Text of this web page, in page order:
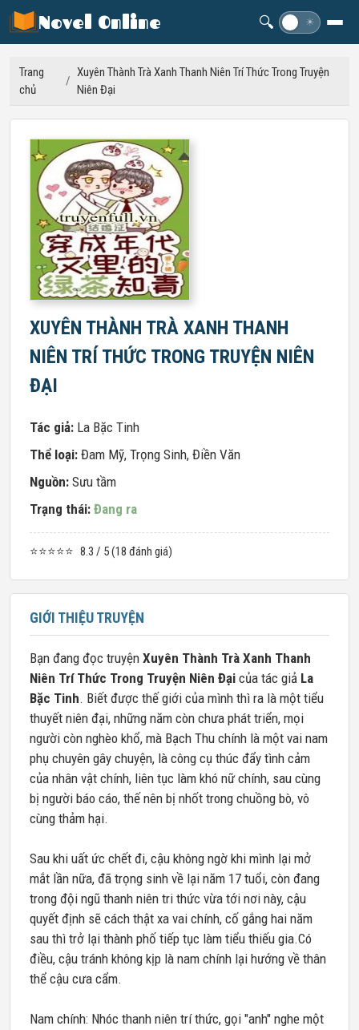
Novel Online 🔍 ☀
Trang
chủ
/
Xuyên Thành Trà Xanh Thanh Niên Trí Thức Trong Truyện
Niên Đại
XUYÊN THÀNH TRÀ XANH THANH
NIÊN TRÍ THỨC TRONG TRUYỆN NIÊN
ĐẠI
Tác giả: La Bặc Tinh
Thể loại: Đam Mỹ, Trọng Sinh, Điền Văn
Nguồn: Sưu tầm
Trạng thái: Đang ra
⭐⭐⭐⭐⭐ 8.3 / 5 (18 đánh giá)
GIỚI THIỆU TRUYỆN
Bạn đang đọc truyện Xuyên Thành Trà Xanh Thanh
Niên Trí Thức Trong Truyện Niên Đại của tác giả La
Bặc Tinh. Biết được thế giới của mình thì ra là một tiểu
thuyết niên đại, những năm còn chưa phát triển, mọi
người còn nghèo khổ, mà Bạch Thu chính là một vai nam
phụ chuyên gây chuyện, là công cụ thúc đẩy tình cảm
của nhân vật chính, liên tục làm khó nữ chính, sau cùng
bị người báo cáo, thế nên bị nhốt trong chuồng bò, vô
cùng thảm hại.
Sau khi uất ức chết đi, cậu không ngờ khi mình lại mở
mắt lần nữa, đã trọng sinh về lại năm 17 tuổi, còn đang
trong đội ngũ thanh niên tri thức vừa tới nơi này, cậu
quyết định sẽ cách thật xa vai chính, cố gắng hai năm
sau thì trở lại thành phố tiếp tục làm tiểu thiếu gia.Có
điều, cậu tránh không kịp là nam chính lại hướng về thân
thể cậu cưa cẩm.
Nam chính: Nhóc thanh niên trí thức, gọi "anh" nghe một